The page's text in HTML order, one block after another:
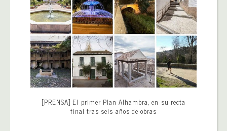
[PRENSA] El primer Plan Alhambra, en su recta
final tras seis años de obras